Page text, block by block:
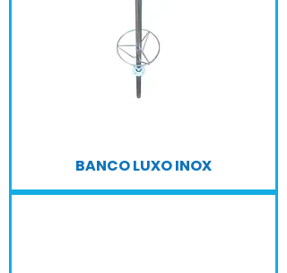
BANCO LUXO INOX